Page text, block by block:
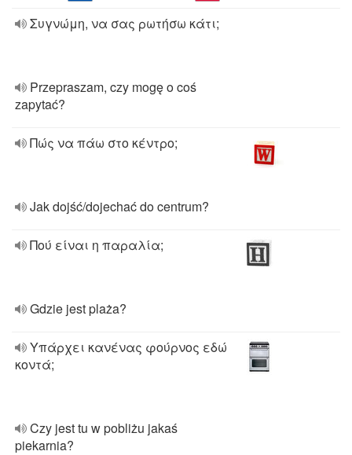
Συγνώμη, να σας ρωτήσω κάτι;
Przepraszam, czy mogę o coś
zapytać?
Πώς να πάω στο κέντρο;
Jak dojść/dojechać do centrum?
Πού είναι η παραλία;
Gdzie jest plaża?
Υπάρχει κανένας φούρνος εδώ
κοντά;
Czy jest tu w pobliżu jakaś
piekarnia?